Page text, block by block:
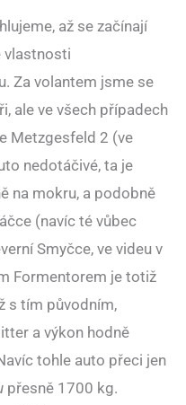
až se začínají
vlastnosti
Za volantem jsme se
ale ve všech případech
Metzgesfeld 2 (ve
nedotáčivé, ta je
na mokru, a podobně
(navíc té vůbec
Smyčce, ve videu v
Formentorem je totiž
s tím původním,
a výkon hodně
tohle auto přeci jen
přesně 1700 kg.